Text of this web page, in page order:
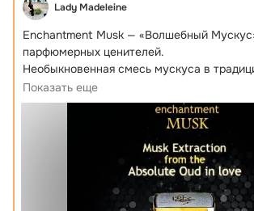
Lady Madeleine
Enchantment Musk — «Волшебный
парфюмерных ценителей.
Необыкновенная смесь мускуса в
будущего...
Показать еще